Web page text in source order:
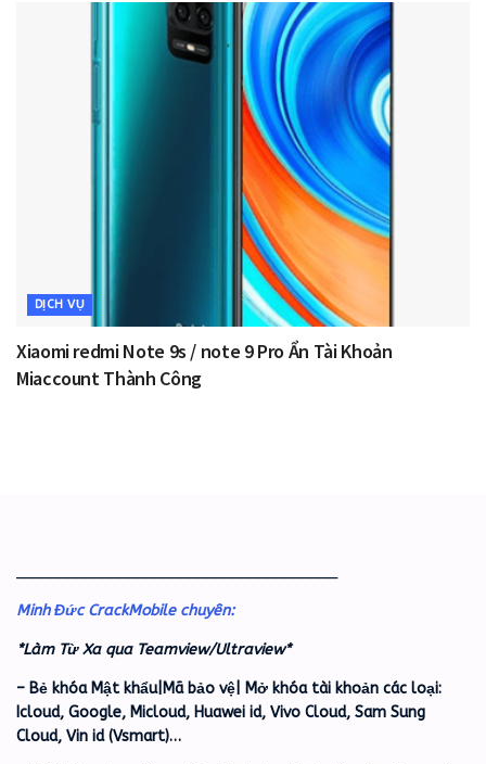
DỊCH VỤ
Xiaomi redmi Note 9s / note 9 Pro Ẩn Tài Khoản
Miaccount Thành Công
Minh Đức CrackMobile chuyên:
*Làm Từ Xa qua Teamview/Ultraview*
– Bẻ khóa Mật khẩu|Mã bảo vệ| Mở khóa tài khoản các loại:
Icloud, Google, Micloud, Huawei id, Vivo Cloud, Sam Sung
Cloud, Vin id (Vsmart)…